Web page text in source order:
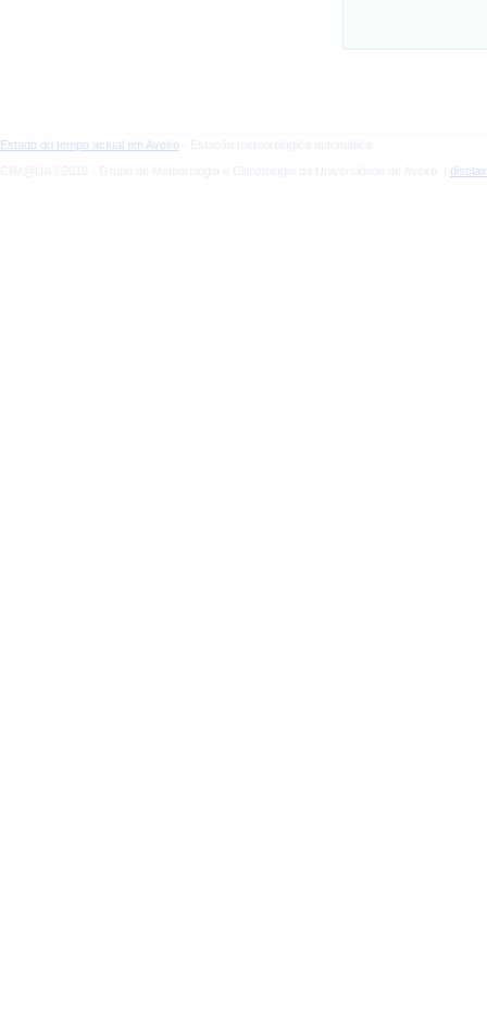
Estado do tempo actual em Aveiro - Estação meteorológica automática
CliM@UA ©2010 - Grupo de Meteorologia e Climatologia da Universidade de Aveiro |